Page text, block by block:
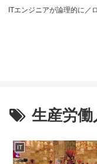
ITエンジニアが論理的に／
生産労働
IT